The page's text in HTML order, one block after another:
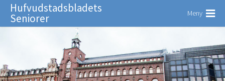
Hufvudstadsbladets
Seniorer Meny